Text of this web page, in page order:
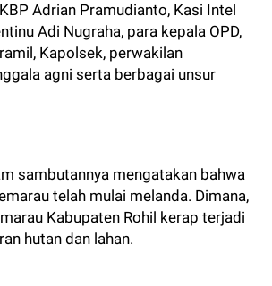
Adrian Pramudianto, Kasi Intel
Adi Nugraha, para kepala OPD,
Kapolsek, perwakilan
agni serta berbagai unsur
sambutannya mengatakan bahwa
telah mulai melanda. Dimana,
Kabupaten Rohil kerap terjadi
hutan dan lahan.